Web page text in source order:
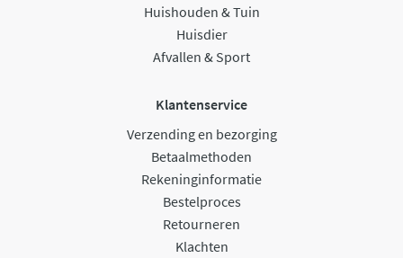
Huishouden & Tuin
Huisdier
Afvallen & Sport
Klantenservice
Verzending en bezorging
Betaalmethoden
Rekeninginformatie
Bestelproces
Retourneren
Klachten